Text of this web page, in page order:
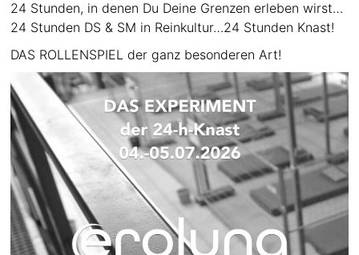
24 Stunden, in denen Du Deine Grenzen erleben wirst…
24 Stunden DS & SM in Reinkultur…24 Stunden Knast!
DAS ROLLENSPIEL der ganz besonderen Art!